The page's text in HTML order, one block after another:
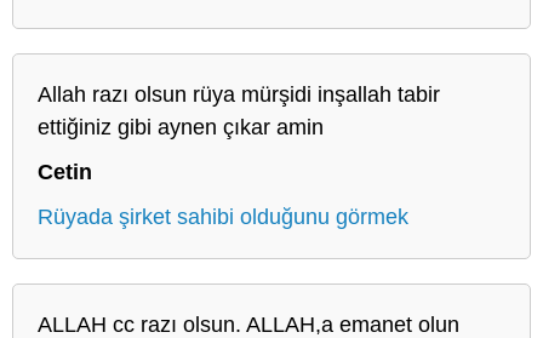
Allah razı olsun rüya mürşidi inşallah tabir
ettiğiniz gibi aynen çıkar amin
Cetin
Rüyada şirket sahibi olduğunu görmek
ALLAH cc razı olsun. ALLAH,a emanet olun